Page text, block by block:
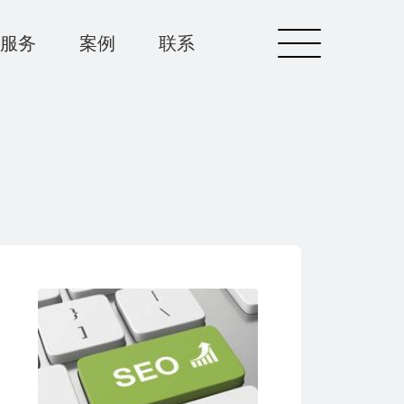
服务 案例 联系